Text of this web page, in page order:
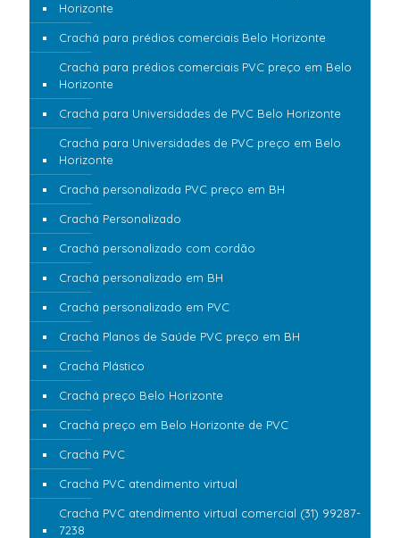
Horizonte
Crachá para prédios comerciais Belo Horizonte
Crachá para prédios comerciais PVC preço em Belo
Horizonte
Crachá para Universidades de PVC Belo Horizonte
Crachá para Universidades de PVC preço em Belo
Horizonte
Crachá personalizada PVC preço em BH
Crachá Personalizado
Crachá personalizado com cordão
Crachá personalizado em BH
Crachá personalizado em PVC
Crachá Planos de Saúde PVC preço em BH
Crachá Plástico
Crachá preço Belo Horizonte
Crachá preço em Belo Horizonte de PVC
Crachá PVC
Crachá PVC atendimento virtual
Crachá PVC atendimento virtual comercial (31) 99287-
7238